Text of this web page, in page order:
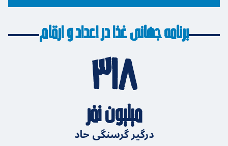
برنامه جهانی غذا در اعداد و ارقام
۳۱۸
میلیون نفر
درگیر گرسنگی حاد